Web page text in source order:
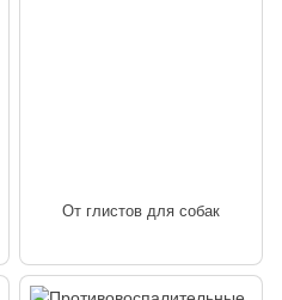
От глистов для собак